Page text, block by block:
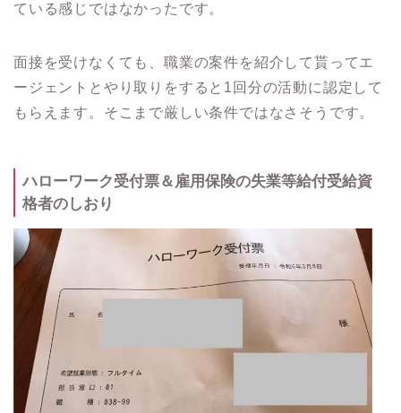
ている感じではなかったです。
面接を受けなくても、職業の案件を紹介して貰ってエ
ージェントとやり取りをすると1回分の活動に認定して
もらえます。そこまで厳しい条件ではなさそうです。
ハローワーク受付票＆雇用保険の失業等給付受給資
格者のしおり